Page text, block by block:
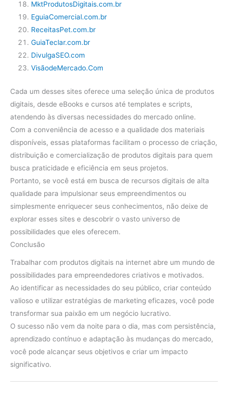
MktProdutosDigitais.com.br
EguiaComercial.com.br
ReceitasPet.com.br
GuiaTeclar.com.br
DivulgaSEO.com
VisãodeMercado.Com
Cada um desses sites oferece uma seleção única de produtos
digitais, desde eBooks e cursos até templates e scripts,
atendendo às diversas necessidades do mercado online.
Com a conveniência de acesso e a qualidade dos materiais
disponíveis, essas plataformas facilitam o processo de criação,
distribuição e comercialização de produtos digitais para quem
busca praticidade e eficiência em seus projetos.
Portanto, se você está em busca de recursos digitais de alta
qualidade para impulsionar seus empreendimentos ou
simplesmente enriquecer seus conhecimentos, não deixe de
explorar esses sites e descobrir o vasto universo de
possibilidades que eles oferecem.
Conclusão
Trabalhar com produtos digitais na internet abre um mundo de
possibilidades para empreendedores criativos e motivados.
Ao identificar as necessidades do seu público, criar conteúdo
valioso e utilizar estratégias de marketing eficazes, você pode
transformar sua paixão em um negócio lucrativo.
O sucesso não vem da noite para o dia, mas com persistência,
aprendizado contínuo e adaptação às mudanças do mercado,
você pode alcançar seus objetivos e criar um impacto
significativo.